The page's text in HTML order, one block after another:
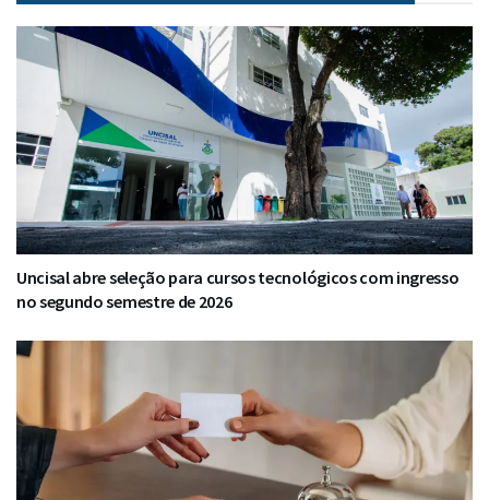
Uncisal abre seleção para cursos tecnológicos com ingresso
no segundo semestre de 2026